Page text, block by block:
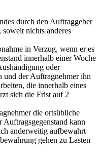
durch den Auftraggeber
nichts anderes
in Verzug, wenn er es
innerhalb einer Woche
oder
und der Auftragnehmer ihn
die innerhalb eines
sich die Frist auf 2
die ortsübliche
kann
anderweitig aufbewahrt
gehen zu Lasten